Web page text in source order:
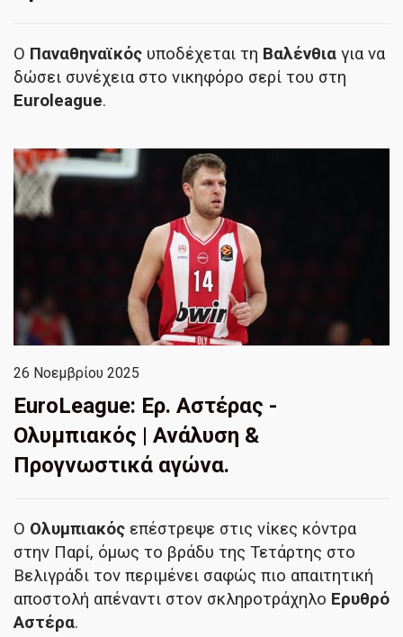
Ο Παναθηναϊκός υποδέχεται τη Βαλένθια για να
δώσει συνέχεια στο νικηφόρο σερί του στη
Euroleague.
26 Νοεμβρίου 2025
EuroLeague: Ερ. Αστέρας -
Ολυμπιακός | Ανάλυση &
Προγνωστικά αγώνα.
Ο Ολυμπιακός επέστρεψε στις νίκες κόντρα
στην Παρί, όμως το βράδυ της Τετάρτης στο
Βελιγράδι τον περιμένει σαφώς πιο απαιτητική
αποστολή απέναντι στον σκληροτράχηλο Ερυθρό
Αστέρα.